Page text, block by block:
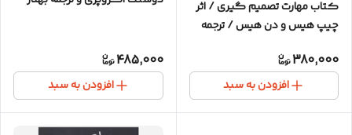
کتاب مهارت تصمیم گیری / اثر
چیپ هیس و دن هیس / ترجمه
متن کامل و ترجمه روان
380,000
افزودن به سبد
485,000
افزودن به سبد